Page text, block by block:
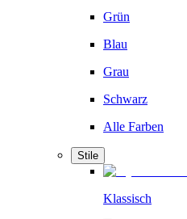
Grün
Blau
Grau
Schwarz
Alle Farben
Stile
Klassisch